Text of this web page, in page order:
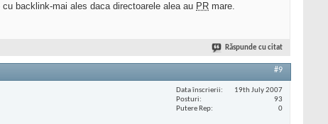
backlink-mai ales daca directoarele alea au PR mare.
Răspunde cu citat
#9
Data înscrierii
19th July 2007
Posturi
93
Putere Rep
0